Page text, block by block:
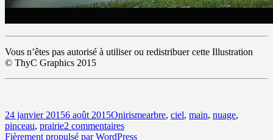
Vous n’êtes pas autorisé à utiliser ou redistribuer cette Illustration
© ThyC Graphics 2015
Publié
le
24 janvier 20156 août 2015Catégories
OnirismeMots-
arbre, ciel, main, nuage,
pinceau, prairie2 commentairessur
Temps
Fièrement propulsé par WordPress